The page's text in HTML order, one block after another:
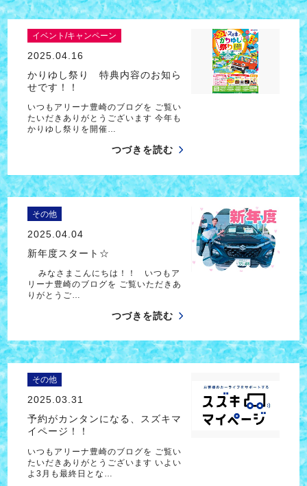
イベント/キャンペーン
2025.04.16
かりゆし祭り 特典内容のお知ら
せです！！
いつもアリーナ豊崎のブログを ご覧い
たいだきありがとうございます 今年も
かりゆし祭りを開催…
つづきを読む
その他
2025.04.04
新年度スタート☆
みなさまこんにちは！！ いつもア
リーナ豊崎のブログを ご覧いただきあ
りがとうご…
つづきを読む
その他
2025.03.31
予約がカンタンになる、スズキマ
イページ！！
いつもアリーナ豊崎のブログを ご覧い
たいだきありがとうございます いよい
よ3月も最終日とな…